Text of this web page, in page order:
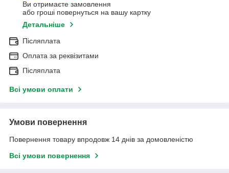
Ви отримаєте замовлення
або гроші повернуться на вашу картку
Детальніше
Післяплата
Оплата за реквізитами
Післяплата
Всі умови оплати
Умови повернення
Повернення товару впродовж 14 днів за домовленістю
Всі умови повернення